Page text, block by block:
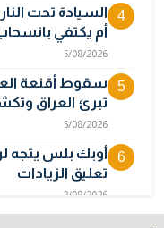
4
السيادة تحت
أم يكتفي
5/08/2026
5
سقوط أقنعة
تبرئ العراق
5/08/2026
6
أوبك بلس يتجه
تعليق الزيادات
2/08/2026